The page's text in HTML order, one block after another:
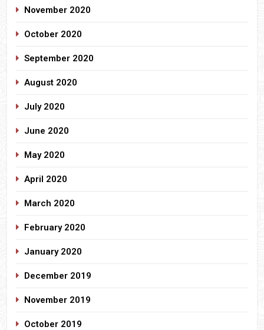
November 2020
October 2020
September 2020
August 2020
July 2020
June 2020
May 2020
April 2020
March 2020
February 2020
January 2020
December 2019
November 2019
October 2019